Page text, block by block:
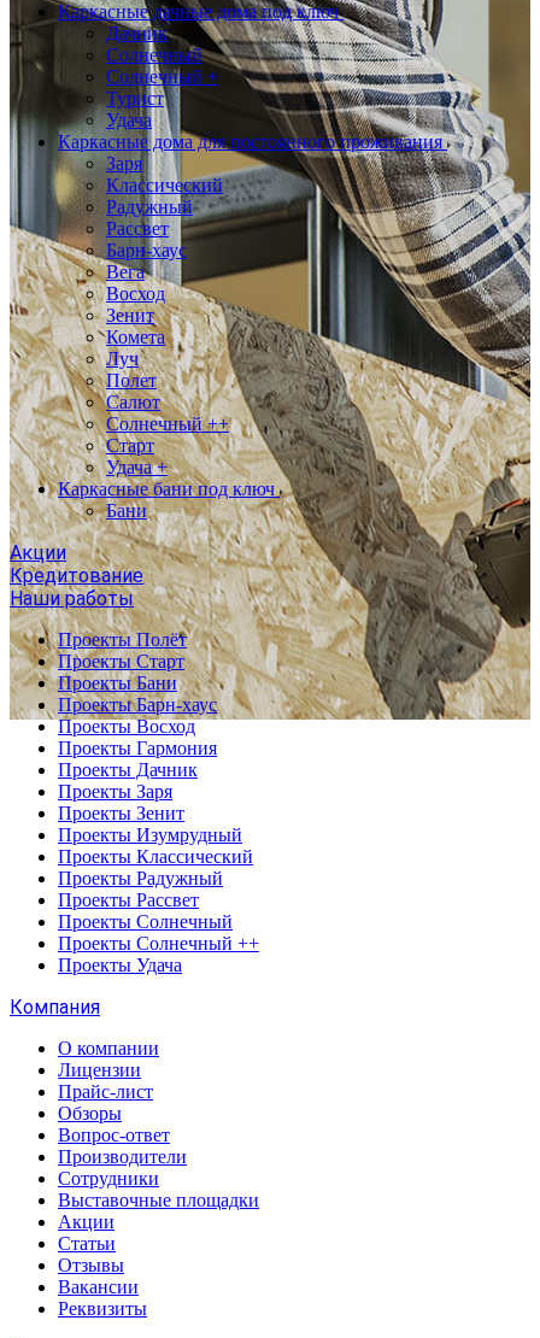
Каркасные дачные дома под ключ
Дачник
Солнечный
Солнечный +
Турист
Удача
Каркасные дома для постоянного проживания
Заря
Классический
Радужный
Рассвет
Барн-хаус
Вега
Восход
Зенит
Комета
Луч
Полет
Салют
Солнечный ++
Старт
Удача +
Каркасные бани под ключ
Бани
Акции
Кредитование
Наши работы
Проекты Полёт
Проекты Старт
Проекты Бани
Проекты Барн-хаус
Проекты Восход
Проекты Гармония
Проекты Дачник
Проекты Заря
Проекты Зенит
Проекты Изумрудный
Проекты Классический
Проекты Радужный
Проекты Рассвет
Проекты Солнечный
Проекты Солнечный ++
Проекты Удача
Компания
О компании
Лицензии
Прайс-лист
Обзоры
Вопрос-ответ
Производители
Сотрудники
Выставочные площадки
Акции
Статьи
Отзывы
Вакансии
Реквизиты